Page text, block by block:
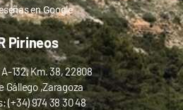
en Google
Pirineos
132, Km. 38, 22808
Gállego ,Zaragoza
(+34) 974 38 30 48